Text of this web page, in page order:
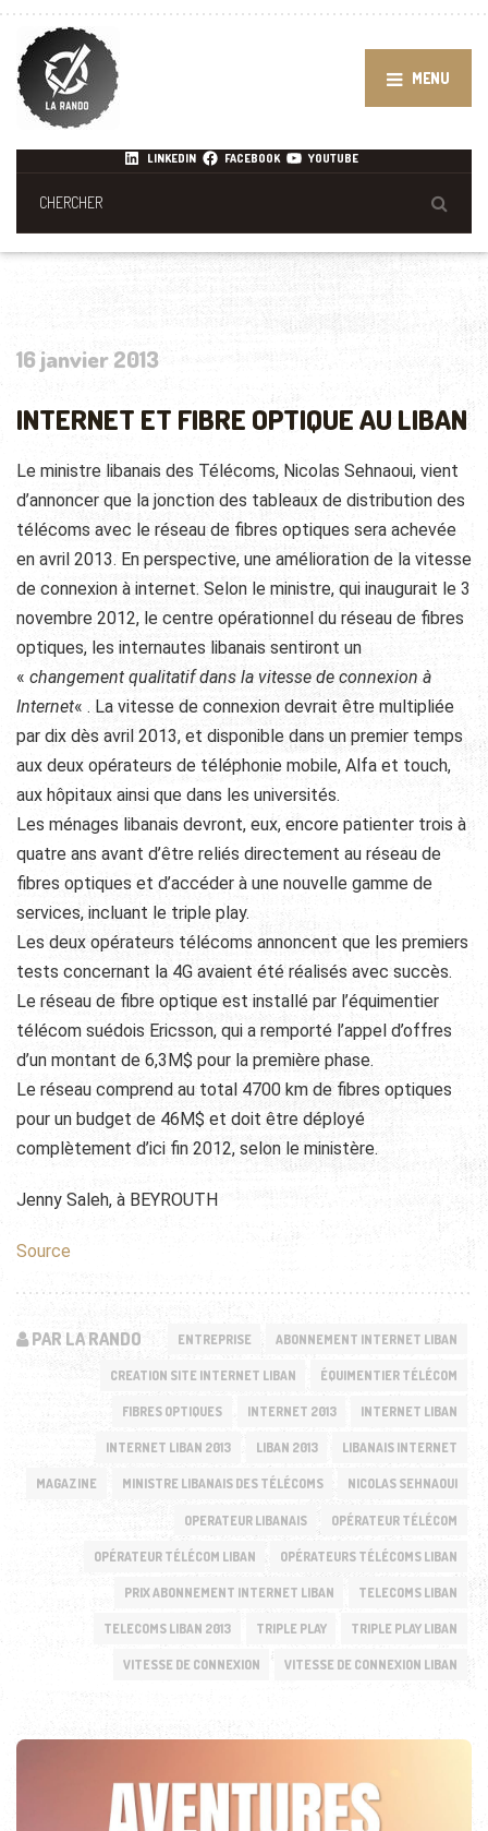
MENU
LINKEDIN FACEBOOK YOUTUBE
16 janvier 2013
INTERNET ET FIBRE OPTIQUE AU LIBAN
Le ministre libanais des Télécoms, Nicolas Sehnaoui, vient
d’annoncer que la jonction des tableaux de distribution des
télécoms avec le réseau de fibres optiques sera achevée
en avril 2013. En perspective, une amélioration de la vitesse
de connexion à internet. Selon le ministre, qui inaugurait le 3
novembre 2012, le centre opérationnel du réseau de fibres
optiques, les internautes libanais sentiront un
« changement qualitatif dans la vitesse de connexion à
Internet« . La vitesse de connexion devrait être multipliée
par dix dès avril 2013, et disponible dans un premier temps
aux deux opérateurs de téléphonie mobile, Alfa et touch,
aux hôpitaux ainsi que dans les universités.
Les ménages libanais devront, eux, encore patienter trois à
quatre ans avant d’être reliés directement au réseau de
fibres optiques et d’accéder à une nouvelle gamme de
services, incluant le triple play.
Les deux opérateurs télécoms annoncent que les premiers
tests concernant la 4G avaient été réalisés avec succès.
Le réseau de fibre optique est installé par l’équimentier
télécom suédois Ericsson, qui a remporté l’appel d’offres
d’un montant de 6,3M$ pour la première phase.
Le réseau comprend au total 4700 km de fibres optiques
pour un budget de 46M$ et doit être déployé
complètement d’ici fin 2012, selon le ministère.
Jenny Saleh, à BEYROUTH
Source
PAR LA RANDO ENTREPRISE ABONNEMENT INTERNET LIBAN
CREATION SITE INTERNET LIBAN ÉQUIMENTIER TÉLÉCOM
FIBRES OPTIQUES INTERNET 2013 INTERNET LIBAN
INTERNET LIBAN 2013 LIBAN 2013 LIBANAIS INTERNET
MAGAZINE MINISTRE LIBANAIS DES TÉLÉCOMS NICOLAS SEHNAOUI
OPERATEUR LIBANAIS OPÉRATEUR TÉLÉCOM
OPÉRATEUR TÉLÉCOM LIBAN OPÉRATEURS TÉLÉCOMS LIBAN
PRIX ABONNEMENT INTERNET LIBAN TELECOMS LIBAN
TELECOMS LIBAN 2013 TRIPLE PLAY TRIPLE PLAY LIBAN
VITESSE DE CONNEXION VITESSE DE CONNEXION LIBAN